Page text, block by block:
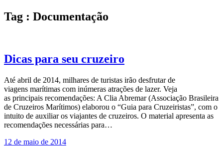
Tag : Documentação
Dicas para seu cruzeiro
Até abril de 2014, milhares de turistas irão desfrutar de
viagens marítimas com inúmeras atrações de lazer. Veja
as principais recomendações: A Clia Abremar (Associação Brasileira
de Cruzeiros Marítimos) elaborou o “Guia para Cruzeiristas”, com o
intuito de auxiliar os viajantes de cruzeiros. O material apresenta as
recomendações necessárias para…
12 de maio de 2014